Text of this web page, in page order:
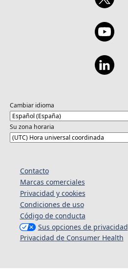
Cambiar idioma
Su zona horaria
Contacto
Marcas comerciales
Privacidad y cookies
Condiciones de uso
Código de conducta
Sus opciones de privacidad
Privacidad de Consumer Health